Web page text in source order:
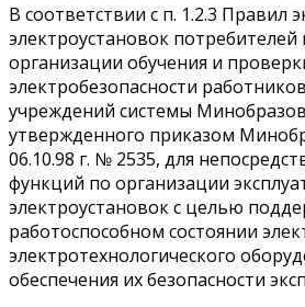
В соответствии с п. 1.2.3 Правил
электроустановок
организации обучения и
электробезопасности
учреждений системы
утвержденного приказом
06.10.98 г. № 2535, для
функций по организации
электроустановок с целью
работоспособном состоянии
электротехнологического
обеспечения их безопасности